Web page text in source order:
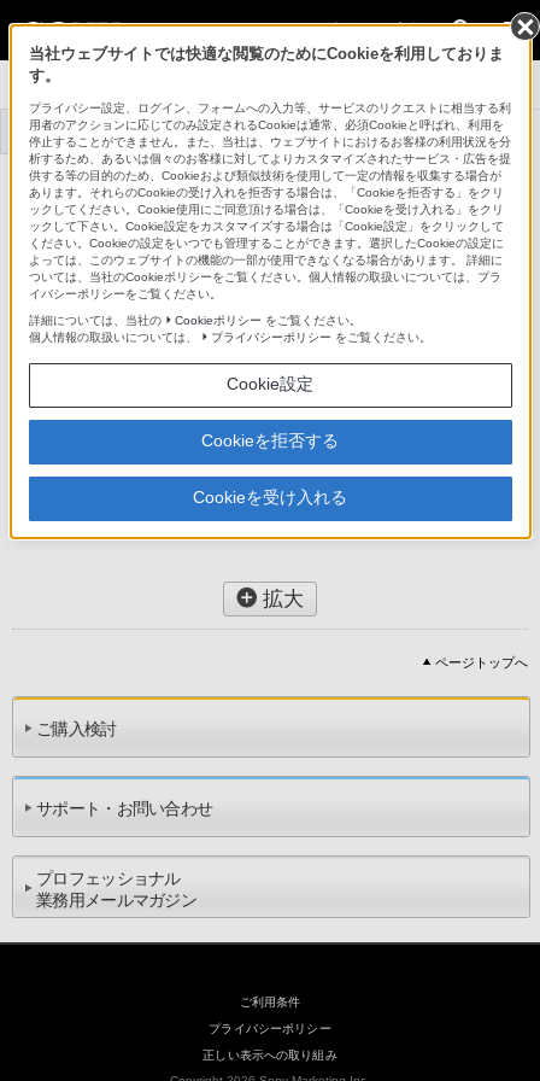
法人のお客様
システムカメラ
トップ 商品一覧 事例一覧
CCFN-250
ハイブリッドファイバーケーブル CCFN-250
商品の写真
拡大
ページトップへ
ご購入検討
サポート・お問い合わせ
プロフェッショナル
業務用メールマガジン
ご利用条件
プライバシーポリシー
正しい表示への取り組み
当社ウェブサイトでは快適な閲覧のためにCookieを利用しておりま
す。
プライバシー設定、ログイン、フォームへの入力等、サービスのリクエストに相当する利
用者のアクションに応じてのみ設定されるCookieは通常、必須Cookieと呼ばれ、利用を
停止することができません。また、当社は、ウェブサイトにおけるお客様の利用状況を分
析するため、あるいは個々のお客様に対してよりカスタマイズされたサービス・広告を提
供する等の目的のため、Cookieおよび類似技術を使用して一定の情報を収集する場合が
あります。それらのCookieの受け入れを拒否する場合は、「Cookieを拒否する」をクリ
ックしてください。Cookie使用にご同意頂ける場合は、「Cookieを受け入れる」をクリ
ックして下さい。Cookie設定をカスタマイズする場合は「Cookie設定」をクリックして
ください。Cookieの設定をいつでも管理することができます。選択したCookieの設定に
よっては、このウェブサイトの機能の一部が使用できなくなる場合があります。 詳細に
ついては、当社のCookieポリシーをご覧ください。個人情報の取扱いについては、プラ
イバシーポリシーをご覧ください。
詳細については、当社の
Cookieポリシー をご覧ください。
個人情報の取扱いについては、
プライバシーポリシー をご覧ください。
Cookie設定
Cookieを拒否する
Cookieを受け入れる